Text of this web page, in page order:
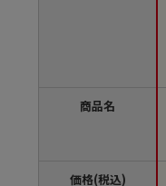
商品名
価格(税込)